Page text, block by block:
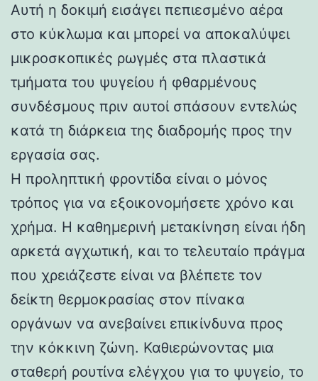
Αυτή η δοκιμή εισάγει πεπιεσμένο αέρα
στο κύκλωμα και μπορεί να αποκαλύψει
μικροσκοπικές ρωγμές στα πλαστικά
τμήματα του ψυγείου ή φθαρμένους
συνδέσμους πριν αυτοί σπάσουν εντελώς
κατά τη διάρκεια της διαδρομής προς την
εργασία σας.
Η προληπτική φροντίδα είναι ο μόνος
τρόπος για να εξοικονομήσετε χρόνο και
χρήμα. Η καθημερινή μετακίνηση είναι ήδη
αρκετά αγχωτική, και το τελευταίο πράγμα
που χρειάζεστε είναι να βλέπετε τον
δείκτη θερμοκρασίας στον πίνακα
οργάνων να ανεβαίνει επικίνδυνα προς
την κόκκινη ζώνη. Καθιερώνοντας μια
σταθερή ρουτίνα ελέγχου για το ψυγείο, το